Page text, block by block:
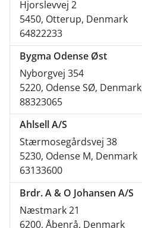
Hjorslevvej 2
5450, Otterup, Denmark
64822233
Bygma Odense Øst
Nyborgvej 354
5220, Odense SØ, Denmark
88323065
Ahlsell A/S
Stærmosegårdsvej 38
5230, Odense M, Denmark
63133600
Brdr. A & O Johansen A/S
Næstmark 21
6200, Åbenrå, Denmark